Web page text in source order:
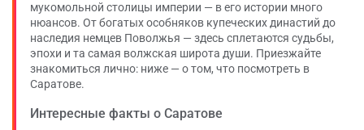
мукомольной столицы империи — в его истории много
нюансов. От богатых особняков купеческих династий до
наследия немцев Поволжья — здесь сплетаются судьбы,
эпохи и та самая волжская широта души. Приезжайте
знакомиться лично: ниже — о том, что посмотреть в
Саратове.
Интересные факты о Саратове